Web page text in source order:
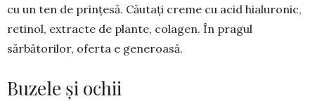
cu un ten de prinţesă. Căutaţi creme cu acid hialuronic,
retinol, extracte de plan­te, colagen. În pragul
sărbătorilor, oferta e generoasă.
Buzele şi ochii